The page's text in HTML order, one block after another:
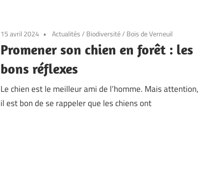
15 avril 2024 Actualités/ Biodiversité/ Bois de Verneuil
Promener son chien en forêt : les
bons réflexes
Le chien est le meilleur ami de l’homme. Mais attention,
il est bon de se rappeler que les chiens ont